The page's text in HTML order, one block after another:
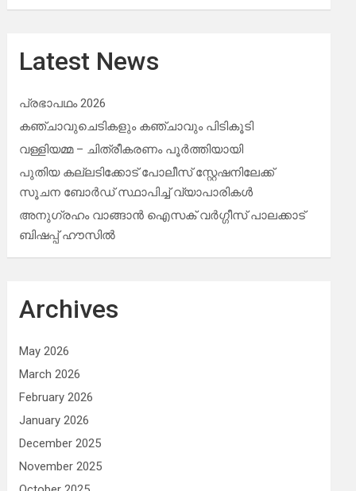
Latest News
പ്രഭാപഥം 2026
കഞ്ചാവുചെടികളും കഞ്ചാവും പിടികൂടി
വള്ളിയമ്മ – ചിത്രീകരണം പൂർത്തിയായി
പുതിയ കല്ലടിക്കോട് പോലീസ് സ്റ്റേഷനിലേക്ക്
സൂചന ബോർഡ് സ്ഥാപിച്ച് വ്യാപാരികൾ
അനുഗ്രഹം വാങ്ങാൻ ഐസക് വര്‍ഗ്ഗീസ് പാലക്കാട്
ബിഷപ്പ് ഹൗസില്‍
Archives
May 2026
March 2026
February 2026
January 2026
December 2025
November 2025